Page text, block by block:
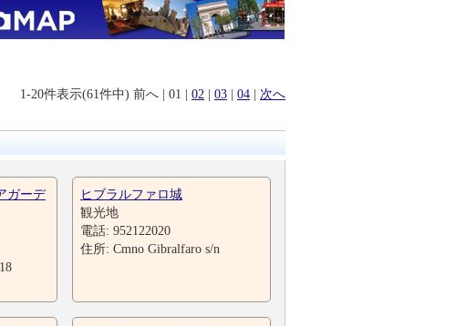
1-20件表示(61件中) 前へ | 01 | 02 | 03 | 04 | 次へ
ガーデ
ヒブラルファロ城
観光地
電話: 952122020
住所: Cmno Gibralfaro s/n